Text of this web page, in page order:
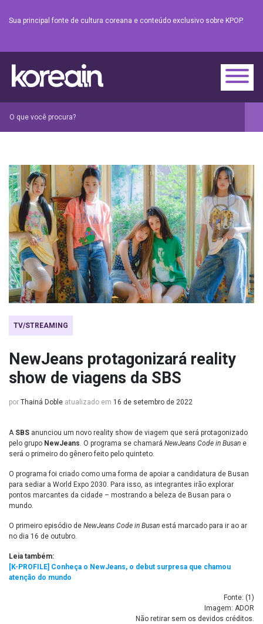
Sua principal fonte de cultura coreana e conteúdo exclusivo sobre KPOP.
TV/STREAMING
NewJeans protagonizará reality
show de viagens da SBS
por Thainá Doble atualizado em 16 de setembro de 2022
A SBS anunciou um novo reality show de viagem que será protagonizado
pelo grupo NewJeans. O programa se chamará NewJeans Code in Busan e
será o primeiro do gênero feito pelo quinteto.
O programa foi criado como uma forma de apoiar a candidatura de Busan
para sediar a World Expo 2030. Para isso, as integrantes irão explorar
pontos marcantes da cidade – mostrando a beleza de Busan para o
mundo.
O primeiro episódio de NewJeans Code in Busan está marcado para ir ao ar
no dia 16 de outubro.
Leia também:
[K-PROFILE] Conheça o NewJeans, o debut surpresa que chamou
atenção do mundo
Fonte: (1 )
Imagem: ADOR
Não retirar sem os devidos créditos.